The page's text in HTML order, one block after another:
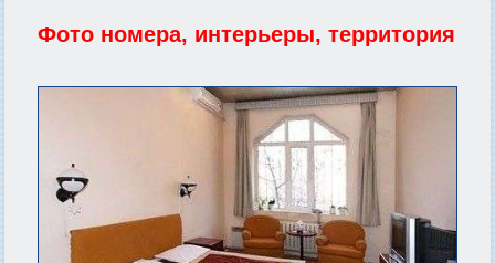
Фото номера, интерьеры, территория